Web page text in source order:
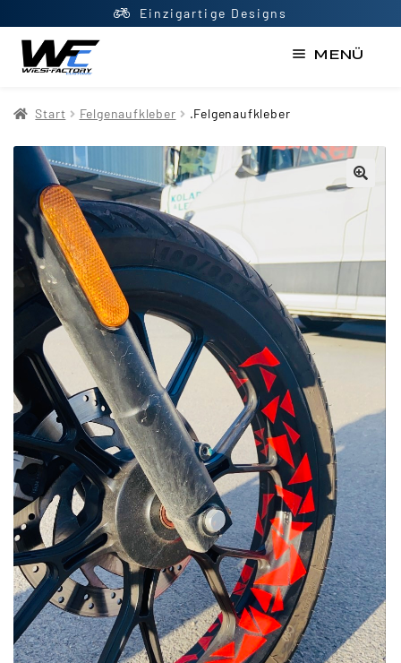
Top Beratung
MENÜ
Datenschutzerklärung
Impressum
Kasse
Kontakt
Mein Konto
Newsletter
Shop
Updraft Central
Vertrag widerrufen
Warenkorb
Widerrufsbelehrung
Wunschliste
Start Felgenaufkleber .Felgenaufkleber